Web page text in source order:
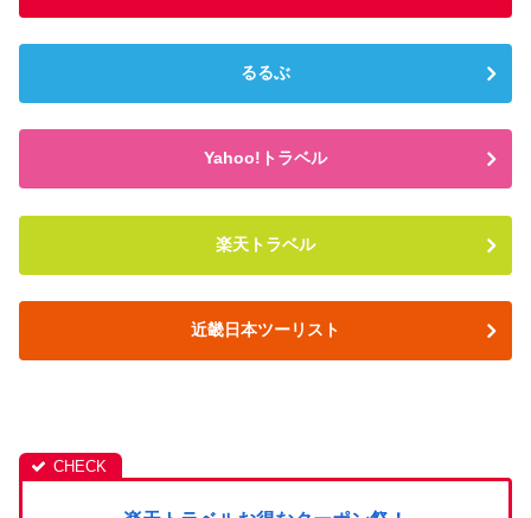
るるぶ
Yahoo!トラベル
楽天トラベル
近畿日本ツーリスト